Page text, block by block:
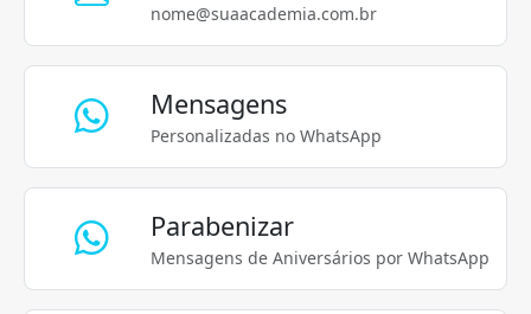
nome@suaacademia.com.br
Mensagens
Personalizadas no WhatsApp
Parabenizar
Mensagens de Aniversários por WhatsApp